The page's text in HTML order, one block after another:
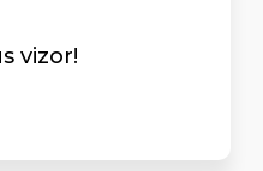
vizor!